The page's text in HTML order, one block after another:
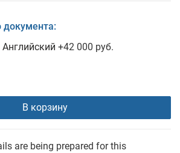
документа:
Английский +42 000 руб.
В корзину
are being prepared for this